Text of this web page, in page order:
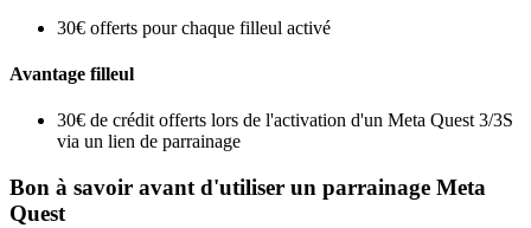
30€ offerts pour chaque filleul activé
Avantage filleul
30€ de crédit offerts lors de l'activation d'un Meta Quest 3/3S
via un lien de parrainage
Bon à savoir avant d'utiliser un parrainage Meta
Quest